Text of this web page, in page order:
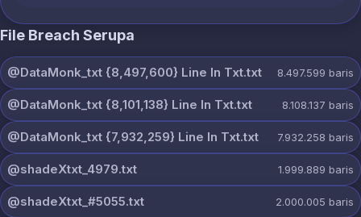
File Breach Serupa
@DataMonk_txt {8,497,600} Line In Txt.txt 8.497.599 baris
@DataMonk_txt {8,101,138} Line In Txt.txt 8.108.137 baris
@DataMonk_txt {7,932,259} Line In Txt.txt 7.932.258 baris
@shadeXtxt_4979.txt 1.999.889 baris
@shadeXtxt_#5055.txt 2.000.005 baris